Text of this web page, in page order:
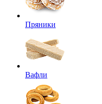
Пряники
Вафли